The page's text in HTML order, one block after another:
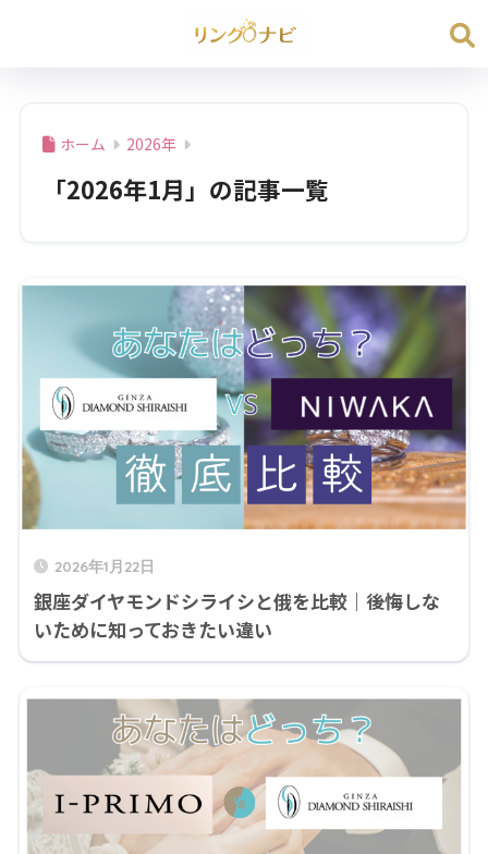
ホーム 2026年
「2026年1月」の記事一覧
2026年1月22日
銀座ダイヤモンドシライシと俄を比較｜後悔しな
いために知っておきたい違い